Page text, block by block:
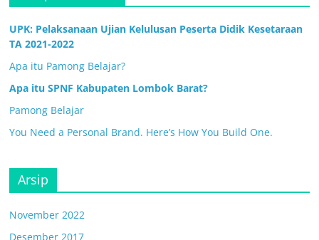
UPK: Pelaksanaan Ujian Kelulusan Peserta Didik Kesetaraan
TA 2021-2022
Apa itu Pamong Belajar?
Apa itu SPNF Kabupaten Lombok Barat?
Pamong Belajar
You Need a Personal Brand. Here’s How You Build One.
Arsip
November 2022
Desember 2017